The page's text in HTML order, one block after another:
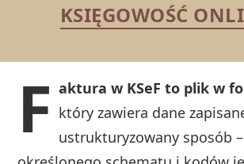
KSIĘGOWOŚĆ
F aktura w KSeF to plik w
który zawiera dane
ustrukturyzowany sposób –